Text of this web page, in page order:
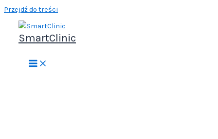
Przejdź do treści
SmartClinic